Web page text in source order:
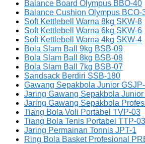
Balance Board Olympus BBO-40
Balance Cushion Olympus BCO-
Soft Kettlebell Warna 8kg SKW-8
Soft Kettlebell Warna 6kg SKW-6
Soft Kettlebell Warna 4kg SKW-4
Bola Slam Ball 9kg BSB-09
Bola Slam Ball 8kg BSB-08
Bola Slam Ball 7kg BSB-07
Sandsack Berdiri SSB-180
Gawang Sepakbola Junior
Jaring Gawang Sepakbola
Jaring Gawang Sepakbola
Tiang Bola Voli Portabel TVP-03
Tiang Bola Tenis Portabel TTP-03
Jaring Permainan Tonnis JPT-1
Ring Bola Basket Profesional